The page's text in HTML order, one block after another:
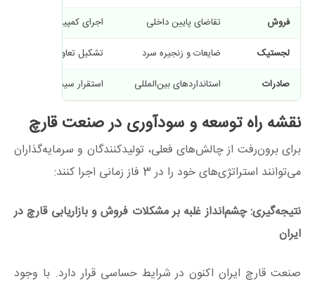
فروش
تقاضای پایین داخلی
اجرای کمپین‌های
لجستیک
ضایعات و زنجیره سرد
تشکیل تعاونی‌های
صادرات
استانداردهای بین‌المللی استقرار سیستم‌های ردیابی (QR Code) و اخذ
نقشه راه توسعه و سودآوری در صنعت قارچ
برای برون‌رفت از چالش‌های فعلی، تولیدکنندگان و سرمایه‌گذاران
می‌توانند استراتژی‌های خود را در 3 فاز زمانی اجرا کنند:
نتیجه‌گیری: چشم‌انداز غلبه بر مشکلات فروش و بازاریابی قارچ در
ایران
صنعت قارچ ایران اکنون در شرایط حساسی قرار دارد. با وجود